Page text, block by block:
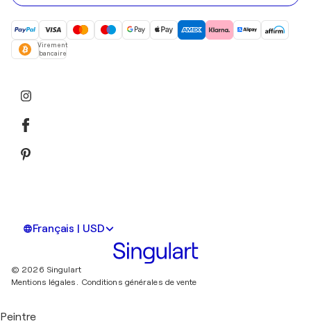
Virement
bancaire
Français | USD
© 2026 Singulart
Mentions légales. Conditions générales de vente
Peintre